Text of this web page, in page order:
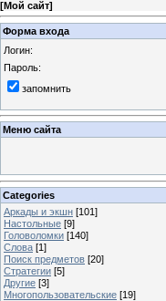
[Мой сайт]
Форма входа
Логин:
Пароль:
запомнить
Меню сайта
Categories
Аркады и экшн [101]
Настольные [9]
Головоломки [140]
Слова [1]
Поиск предметов [20]
Стратегии [5]
Другие [3]
Многопользовательские [19]